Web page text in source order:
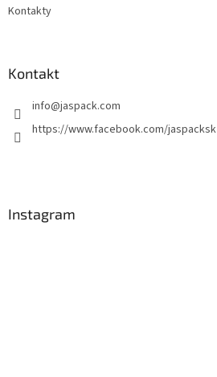
Kontakty
Kontakt
info@jaspack.com
https://www.facebook.com/jaspacksk
Instagram